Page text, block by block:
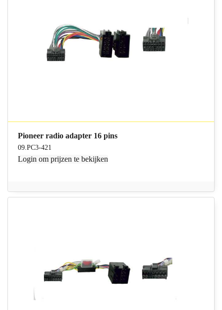
Pioneer radio adapter 16 pins
09.PC3-421
Login om prijzen te bekijken